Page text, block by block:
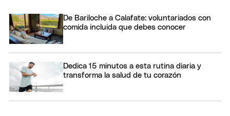
De Bariloche a Calafate: voluntariados con
comida incluida que debes conocer
Dedica 15 minutos a esta rutina diaria y
transforma la salud de tu corazón